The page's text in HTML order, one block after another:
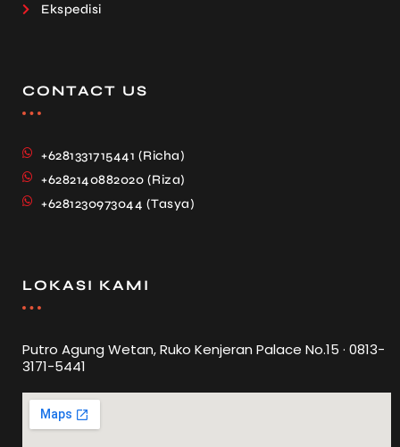
Ekspedisi
CONTACT US
+6281331715441 (Richa)
+6282140882020 (Riza)
+6281230973044 (Tasya)
LOKASI KAMI
Putro Agung Wetan, Ruko Kenjeran Palace No.15 · 0813-
3171-5441